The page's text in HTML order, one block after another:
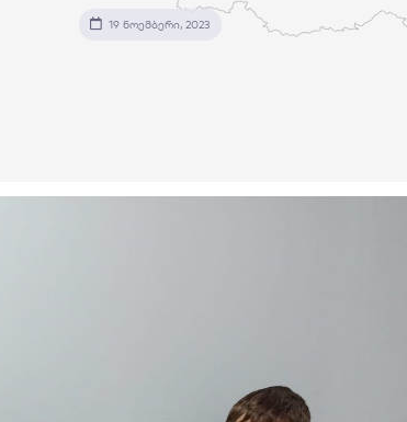
19 ნოემბერი, 2023